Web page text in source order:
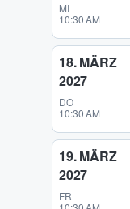
MI
10:30 AM
18. MÄRZ
2027
DO
10:30 AM
19. MÄRZ
2027
FR